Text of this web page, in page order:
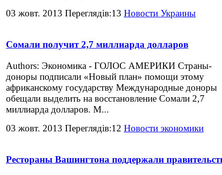
03 жовт. 2013 Переглядів:13 Новости Украины
Сомали получит 2,7 миллиарда долларов
Authors: Экономика - ГОЛОС АМЕРИКИ Страны-
доноры подписали «Новый план» помощи этому
африканскому государству Международные доноры
обещали выделить на восстановление Сомали 2,7
миллиарда долларов. М...
03 жовт. 2013 Переглядів:12 Новости экономики
Рестораны Вашингтона поддержали